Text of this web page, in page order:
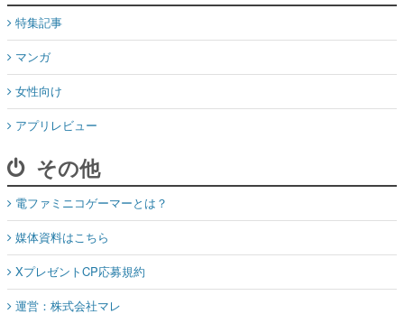
女性向け
アプリレビュー
その他
電ファミニコゲーマーとは？
媒体資料はこちら
XプレゼントCP応募規約
運営：株式会社マレ